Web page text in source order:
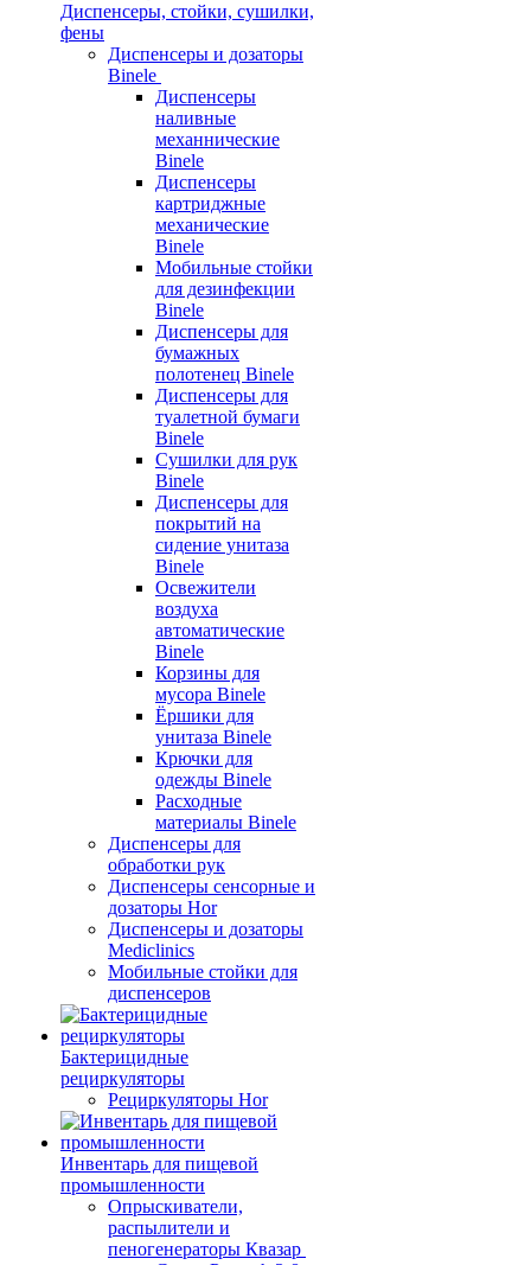
Диспенсеры, стойки, сушилки,
фены
Диспенсеры и дозаторы
Binele
Диспенсеры
наливные
механнические
Binele
Диспенсеры
картриджные
механические
Binele
Мобильные стойки
для дезинфекции
Binele
Диспенсеры для
бумажных
полотенец Binele
Диспенсеры для
туалетной бумаги
Binele
Сушилки для рук
Binele
Диспенсеры для
покрытий на
сидение унитаза
Binele
Освежители
воздуха
автоматические
Binele
Корзины для
мусора Binele
Ёршики для
унитаза Binele
Крючки для
одежды Binele
Расходные
материалы Binele
Диспенсеры для
обработки рук
Диспенсеры сенсорные и
дозаторы Hor
Диспенсеры и дозаторы
Mediclinics
Мобильные стойки для
диспенсеров
Бактерицидные
рециркуляторы
Рециркуляторы Hor
Инвентарь для пищевой
промышленности
Опрыскиватели,
распылители и
пеногенераторы Квазар